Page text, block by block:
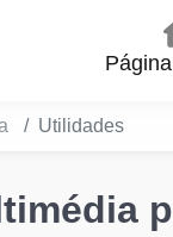
Utilidades